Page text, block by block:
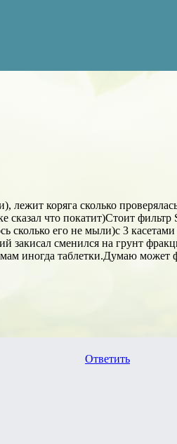
лежит коряга сколько
что покатит)Стоит
сколько его не мыли)с 3
закисал сменился на грунт
иногда таблетки.Думаю может
Ответить